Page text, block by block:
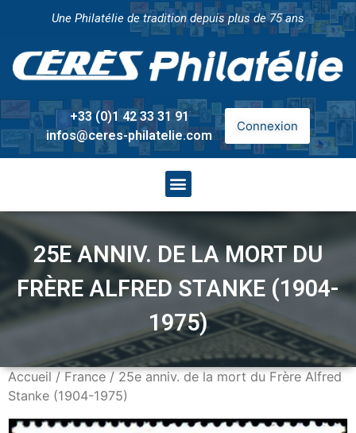
Une Philatélie de tradition depuis plus de 75 ans
+33 (0)1 42 33 31 91
infos@ceres-philatelie.com
Connexion
25E ANNIV. DE LA MORT DU
FRÈRE ALFRED STANKE (1904-
1975)
Accueil/France/ 25e anniv. de la mort du Frère Alfred
Stanke (1904-1975)